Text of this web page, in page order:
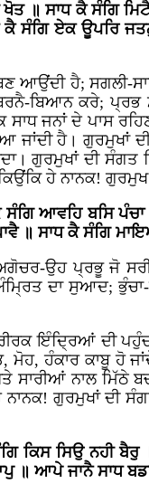
॥ ਸਾਧ ਕੈ ਸੰਗਿ
ਸੰਗਿ ਏਕ ਊਪਰਿ
ਹੈ; ਸਗਲੀ-
ਬਿਆਨ ਕਰੇ; ਪ੍ਰਭ
ਜਨਾਂ ਦੇ ਪਾਸ ਰਹਿਣ
ਹੈ। ਗੁਰਮੁਖਾਂ
ਗੁਰਮੁਖਾਂ ਦੀ
ਹੇ ਨਾਨਕ! ਗੁਰਮੁਖ
ਆਵਹਿ ਬਸਿ
॥ ਸਾਧ ਕੈ ਸੰਗਿ
ਉਹ ਪ੍ਰਭੂ ਜੋ
ਦਾ ਸੁਆਦ;
ਇੰਦ੍ਰਿਆਂ ਦੀ
ਮੋਹ, ਹੰਕਾਰ ਕਾਬੂ ਹੋ
ਨਾਲ ਮਿੱਠੇ
ਗੁਰਮੁਖਾਂ ਦੀ
ਕਿਸ ਸਿਉ ਨਹੀ
॥ ਆਪੇ ਜਾਨੈ ਸਾਧ